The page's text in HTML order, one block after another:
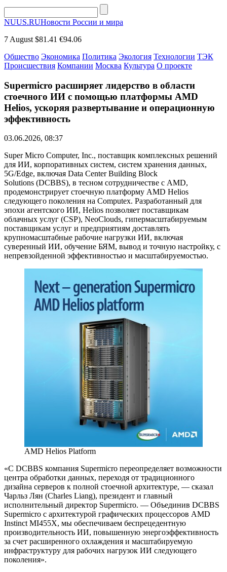
NUUS.RUНовости России и мира
7 August $81.41 €94.06
Общество Экономика Политика Экология Технологии ТЭК
Происшествия Компании Москва Культура О проекте
Supermicro расширяет лидерство в области
стоечного ИИ с помощью платформы AMD
Helios, ускоряя развертывание и операционную
эффективность
03.06.2026, 08:37
Super Micro Computer, Inc., поставщик комплексных решений
для ИИ, корпоративных систем, систем хранения данных,
5G/Edge, включая Data Center Building Block
Solutions (DCBBS), в тесном сотрудничестве с AMD,
продемонстрирует стоечную платформу AMD Helios
следующего поколения на Computex. Разработанный для
эпохи агентского ИИ, Helios позволяет поставщикам
облачных услуг (CSP), NeoClouds, гипермасштабируемым
поставщикам услуг и предприятиям доставлять
крупномасштабные рабочие нагрузки ИИ, включая
суверенный ИИ, обучение БЯМ, вывод и точную настройку, с
непревзойденной эффективностью и масштабируемостью.
AMD Helios Platform
«С DCBBS компания Supermicro переопределяет возможности
центра обработки данных, переходя от традиционного
дизайна серверов к полной стоечной архитектуре, — сказал
Чарльз Лян (Charles Liang), президент и главный
исполнительный директор Supermicro. — Объединив DCBBS
Supermicro с архитектурой графических процессоров AMD
Instinct MI455X, мы обеспечиваем беспрецедентную
производительность ИИ, повышенную энергоэффективность
за счет расширенного охлаждения и масштабируемую
инфраструктуру для рабочих нагрузок ИИ следующего
поколения».